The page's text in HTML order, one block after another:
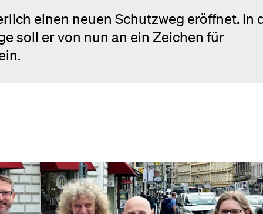
einen neuen Schutzweg eröffnet. In
soll er von nun an ein Zeichen für